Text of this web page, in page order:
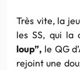
Très vite, la
lesSS, qui la
loup”, le QG
rejoint une